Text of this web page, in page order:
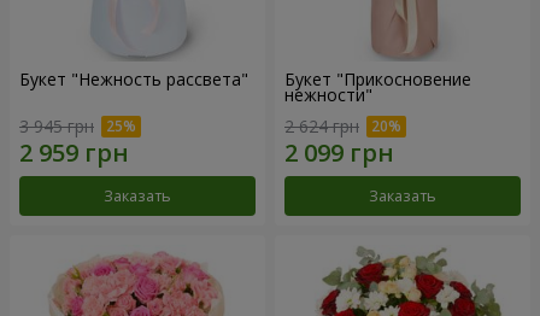
Букет "Нежность рассвета"
3 945 грн
Заказать
Букет "Прикосновение
нежности"
2 624 грн
Заказать